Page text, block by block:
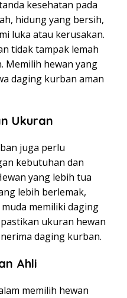
kesehatan pada
hidung yang bersih,
luka atau kerusakan.
tidak tampak lemah
Memilih hewan yang
daging kurban aman
Ukuran
juga perlu
kebutuhan dan
yang lebih tua
lebih berlemak,
memiliki daging
ukuran hewan
daging kurban.
Ahli
memilih hewan